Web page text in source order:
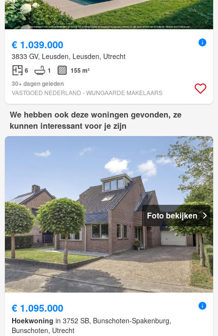
€ 1.039.000
3833 GV, Leusden, Leusden, Utrecht
6 1
155 m²
30+ dagen geleden
VASTGOED NEDERLAND - WIJNGAARDE MAKELAARS
We hebben ook deze woningen gevonden, ze
kunnen interessant voor je zijn
Foto bekijken
€ 1.095.000
Hoekwoning in 3752 SB, Bunschoten-Spakenburg,
Bunschoten, Utrecht